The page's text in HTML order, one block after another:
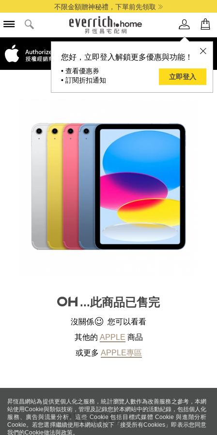
不限金額贈神秘禮，下單前先領取
您好，立即登入解鎖更多優惠與功能！
• 查看優惠券
• 訂閱折扣通知
立即登入
...此商品已售完
沒關係
您可以看看
其他的 APPLE 商品
或更多 APPLE專區
昇恆昌網站為提供更個人化之服務，統計瀏覽人數作為改善服務之參考，本網
站使用Cookie與類似技術，管理及記錄您於本網站中的活動紀錄，包括個人化
服務、廣告與流量分析。這些 Cookie 包括目標式媒體 Cookie 與進階分析
Cookie。若您選擇繼續使用本網站或按下「接受所有Cookies」即表示您同意
我們的Cookie做法與政策。